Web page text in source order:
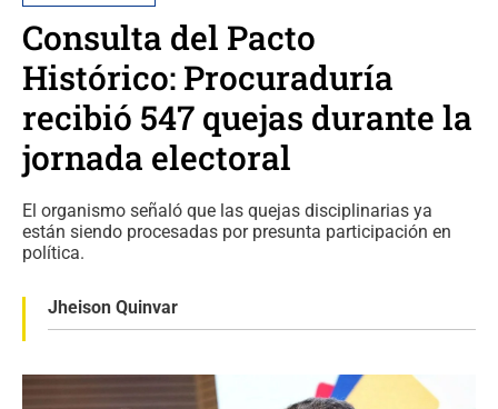
Consulta del Pacto
Histórico: Procuraduría
recibió 547 quejas durante la
jornada electoral
El organismo señaló que las quejas disciplinarias ya
están siendo procesadas por presunta participación en
política.
Jheison Quinvar